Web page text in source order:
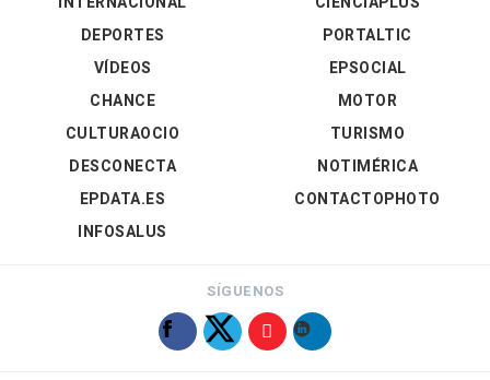
DEPORTES
VÍDEOS
PORTALTIC
EPSOCIAL
CHANCE
CULTURAOCIO
DESCONECTA
EPDATA.ES
INFOSALUS
MOTOR
TURISMO
NOTIMÉRICA
CONTACTOPHOTO
SÍGUENOS